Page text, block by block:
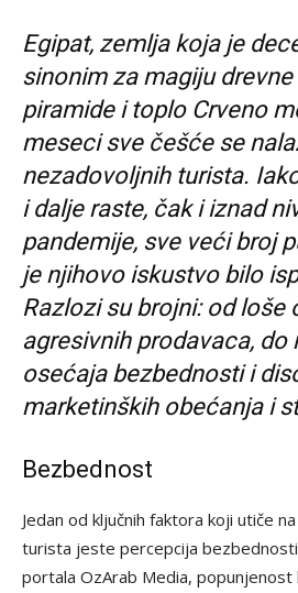
Egipat, zemlja koja je
sinonim za magiju
piramide i toplo Crveno
meseci sve češće se
nezadovoljnih turista.
i dalje raste, čak i iznad
pandemije, sve veći broj
je njihovo iskustvo bilo
Razlozi su brojni: od loše
agresivnih prodavaca, do
osećaja bezbednosti i
marketinških obećanja i
Bezbednost
Jedan od ključnih faktora koji utiče
turista jeste percepcija
portala OzArab Media, popunjenost